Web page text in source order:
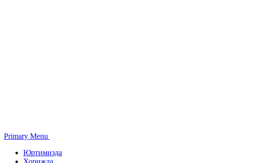
Primary Menu
Юртимизда
Хорижда